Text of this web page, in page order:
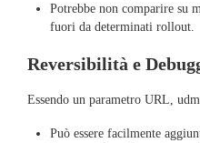
Potrebbe non comparire su
fuori da determinati rollout.
Reversibilità e
Essendo un parametro URL,
Può essere facilmente